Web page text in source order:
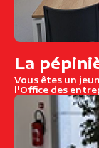
La
Vous êtes un
l'Office des